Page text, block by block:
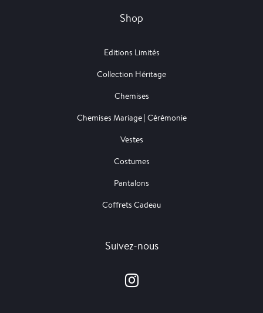
Shop
Editions Limités
Collection Héritage
Chemises
Chemises Mariage | Cérémonie
Vestes
Costumes
Pantalons
Coffrets Cadeau
Suivez-nous